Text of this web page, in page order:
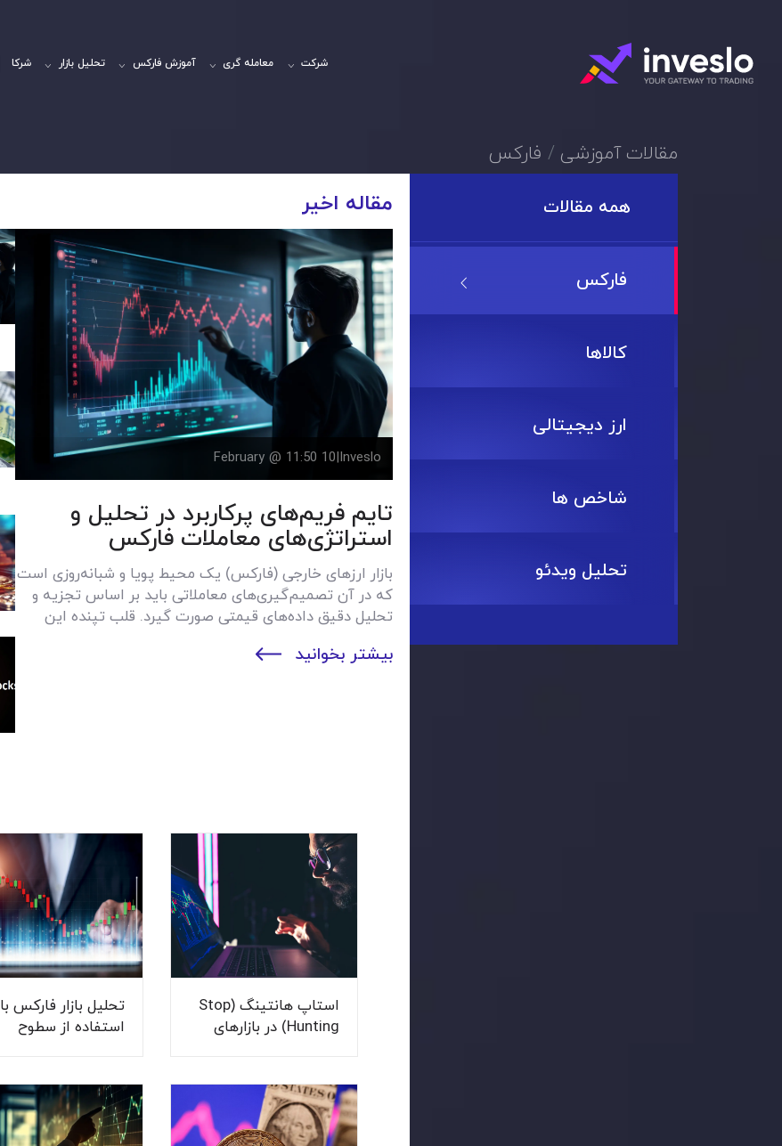
شرکت معامله گری آموزش فارکس تحلیل بازار شرکا
مقالات آموزشی فارکس
همه مقالات
فارکس
کالاها
ارز دیجیتالی
شاخص ها
تحلیل ویدئو
مقاله اخیر
Inveslo
|
10 February @ 11:50
تایم فریم‌های پرکاربرد در تحلیل و
استراتژی‌های معاملات فارکس
بازار ارزهای خارجی (فارکس) یک محیط پویا و شبانه‌روزی است
که در آن تصمیم‌گیری‌های معاملاتی باید بر اساس تجزیه و
تحلیل دقیق داده‌های قیمتی صورت گیرد. قلب تپنده این
کندل یا میله نمودار، قیمت‌های باز شدن، بسته شدن، بالاترین
بیشتر بخوانید
استاپ هانتینگ (Stop
Hunting) در بازارهای
تحلیل بازار فارکس با
استفاده از سطوح